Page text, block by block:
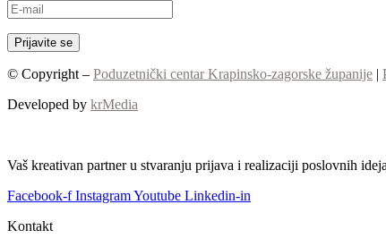
© Copyright – Poduzetnički centar Krapinsko-zagorske županije |
Developed by krMedia
Vaš kreativan partner u stvaranju prijava i realizaciji poslovnih
Facebook-f InstagramYoutube Linkedin-in
Kontakt